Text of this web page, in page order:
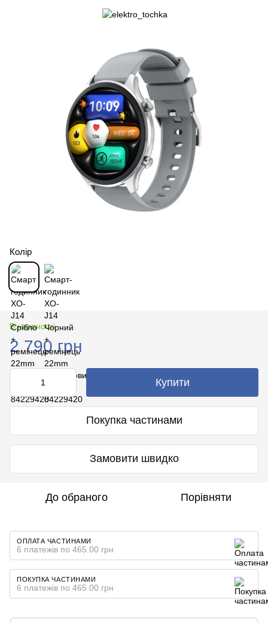
Колір
В наявності
2 790 грн
Купити
Покупка частинами
Замовити швидко
До обраного Порівняти
ОПЛАТА ЧАСТИНАМИ
6 платежів по 465.00 грн
ПОКУПКА ЧАСТИНАМИ
6 платежів по 465.00 грн